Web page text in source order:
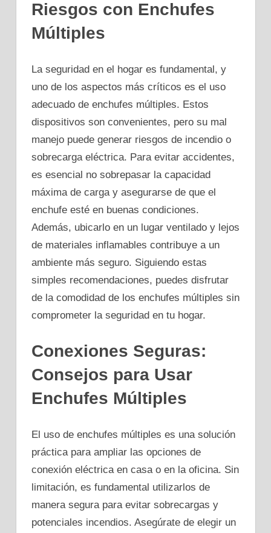
Riesgos con Enchufes
Múltiples
La seguridad en el hogar es fundamental, y
uno de los aspectos más críticos es el uso
adecuado de enchufes múltiples. Estos
dispositivos son convenientes, pero su mal
manejo puede generar riesgos de incendio o
sobrecarga eléctrica. Para evitar accidentes,
es esencial no sobrepasar la capacidad
máxima de carga y asegurarse de que el
enchufe esté en buenas condiciones.
Además, ubicarlo en un lugar ventilado y lejos
de materiales inflamables contribuye a un
ambiente más seguro. Siguiendo estas
simples recomendaciones, puedes disfrutar
de la comodidad de los enchufes múltiples sin
comprometer la seguridad en tu hogar.
Conexiones Seguras:
Consejos para Usar
Enchufes Múltiples
El uso de enchufes múltiples es una solución
práctica para ampliar las opciones de
conexión eléctrica en casa o en la oficina. Sin
limitación, es fundamental utilizarlos de
manera segura para evitar sobrecargas y
potenciales incendios. Asegúrate de elegir un